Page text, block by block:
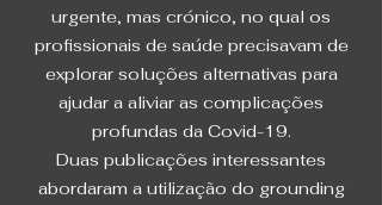
urgente, mas crónico, no qual os
profissionais de saúde precisavam de
explorar soluções alternativas para
ajudar a aliviar as complicações
profundas da Covid-19.
Duas publicações interessantes
abordaram a utilização do grounding